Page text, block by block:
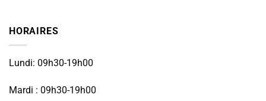
HORAIRES
Lundi: 09h30-19h00
Mardi : 09h30-19h00